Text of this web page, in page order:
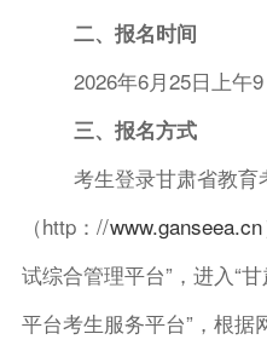
二、 报名时间
2026年6月25日上午9
三、报名方式
考生登录甘肃省教育
（http：//www.ganseea.cn
试综合管理平台”，进入“
平台考生服务平台”，根